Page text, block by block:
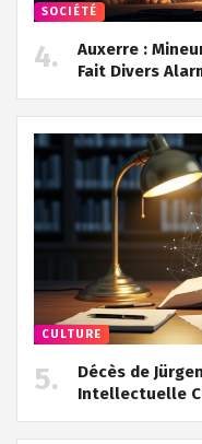
SOCIÉTÉ
Auxerre :
Fait Divers
CULTURE
Décès de
Intellectuelle